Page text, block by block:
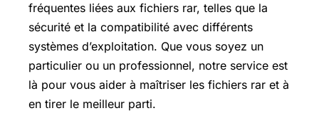
fréquentes liées aux fichiers rar, telles que la
sécurité et la compatibilité avec différents
systèmes d’exploitation. Que vous soyez un
particulier ou un professionnel, notre service est
là pour vous aider à maîtriser les fichiers rar et à
en tirer le meilleur parti.